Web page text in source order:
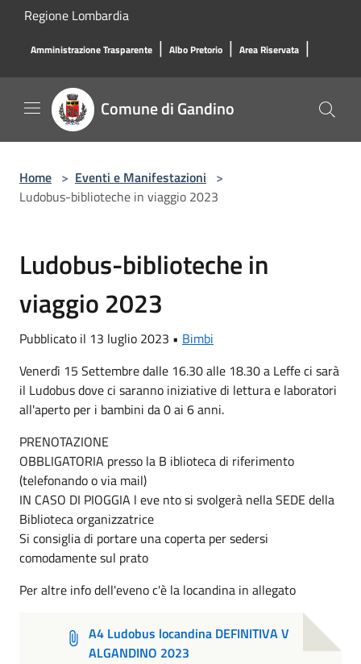
Salta al contenuto principale
Regione Lombardia
Amministrazione Trasparente | Albo Pretorio | Area Riservata |
Comune di Gandino
Home > Eventi e Manifestazioni >
Ludobus-biblioteche in viaggio 2023
Ludobus-biblioteche in
viaggio 2023
Pubblicato il 13 luglio 2023 • Bimbi
Venerdì 15 Settembre dalle 16.30 alle 18.30 a Leffe ci sarà
il Ludobus dove ci saranno iniziative di lettura e laboratori
all'aperto per i bambini da 0 ai 6 anni.
PRENOTAZIONE
OBBLIGATORIA presso la B iblioteca di riferimento
(telefonando o via mail)
IN CASO DI PIOGGIA l eve nto si svolgerà nella SEDE della
Biblioteca organizzatrice
Si consiglia di portare una coperta per sedersi
comodamente sul prato
Per altre info dell'eveno c'è la locandina in allegato
A4 Ludobus locandina DEFINITIVA V
ALGANDINO 2023